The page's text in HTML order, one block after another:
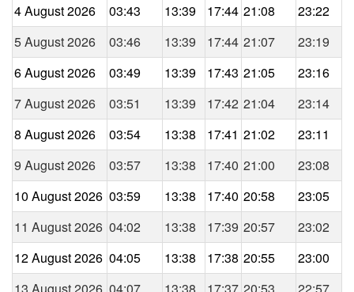
4 August 2026
03:43 13:39 17:44 21:08
23:22
5 August 2026
03:46 13:39 17:44 21:07
23:19
6 August 2026
03:49 13:39 17:43 21:05
23:16
7 August 2026
03:51 13:39 17:42 21:04
23:14
8 August 2026
03:54 13:38 17:41 21:02
23:11
9 August 2026
03:57 13:38 17:40 21:00
23:08
10 August 2026 03:59 13:38 17:40 20:58
23:05
11 August 2026 04:02 13:38 17:39 20:57
23:02
12 August 2026 04:05 13:38 17:38 20:55
23:00
13 August 2026 04:07 13:38 17:37 20:53
22:57